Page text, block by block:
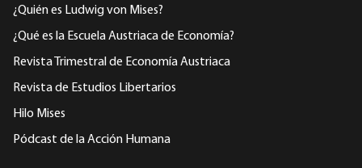
¿Quién es Ludwig von Mises?
¿Qué es la Escuela Austriaca de Economía?
Revista Trimestral de Economía Austriaca
Revista de Estudios Libertarios
Hilo Mises
Pódcast de la Acción Humana